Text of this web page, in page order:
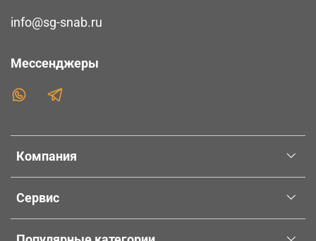
Компания
Сервис
info@sg-snab.ru
Мессенджеры